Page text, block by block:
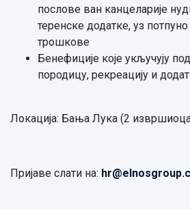
послове ван канцеларије
теренске додатке, уз
трошкове
Бенефиције које укључују
породицу, рекреацију и
Локација: Бања Лука (2
Пријаве слати на: